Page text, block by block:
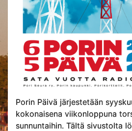
Porin Päivä järjestetään
kokonaisena viikonloppuna
sunnuntaihin. Tältä sivustolta